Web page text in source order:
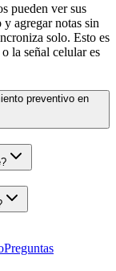
pueden ver sus
y agregar notas sin
solo. Esto es
la señal celular es
preventivo en
Preguntas